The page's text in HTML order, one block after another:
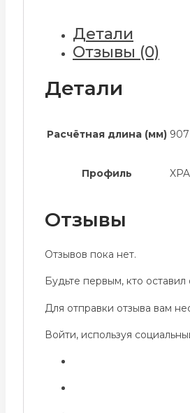
Детали
Отзывы (0)
Детали
Расчётная длина (мм) 907
Профиль XPA
Отзывы
Отзывов пока нет.
Будьте первым, кто
Для отправки отзыва вам
Войти, используя